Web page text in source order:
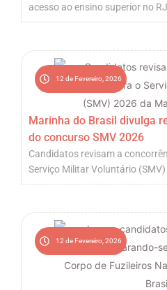
acesso ao ensino superior no
12 de Fevereiro, 2026
Marinha do Brasil divulga
do concurso SMV 2026
Candidatos revisam a
Serviço Militar Voluntário
12 de Fevereiro, 2026